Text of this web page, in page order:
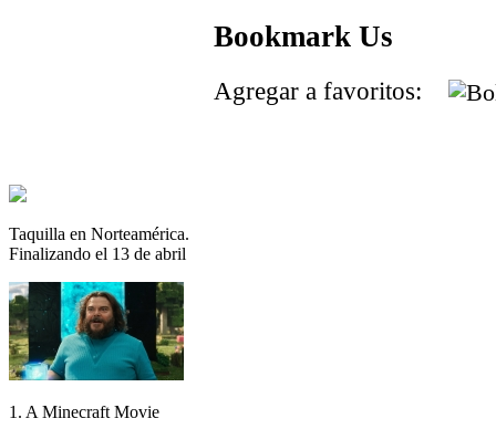
Taquilla en Norteamérica.
Finalizando el 13 de abril
1. A Minecraft Movie
Bookmark Us
Agregar a favoritos: